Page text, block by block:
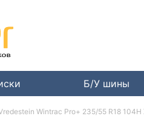
Б/У шины
Wintrac Pro+ 235/55 R18 104H